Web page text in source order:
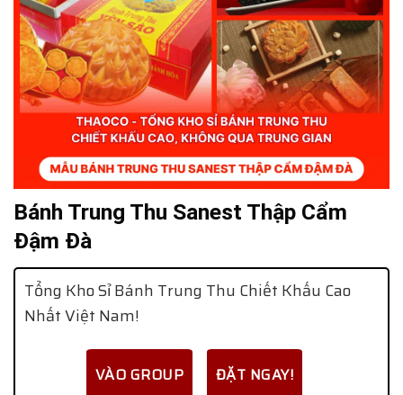
Bánh Trung Thu Sanest Thập Cẩm
Đậm Đà
Tổng Kho Sỉ Bánh Trung Thu Chiết Khấu Cao
Nhất Việt Nam!
VÀO GROUP ĐẶT NGAY!